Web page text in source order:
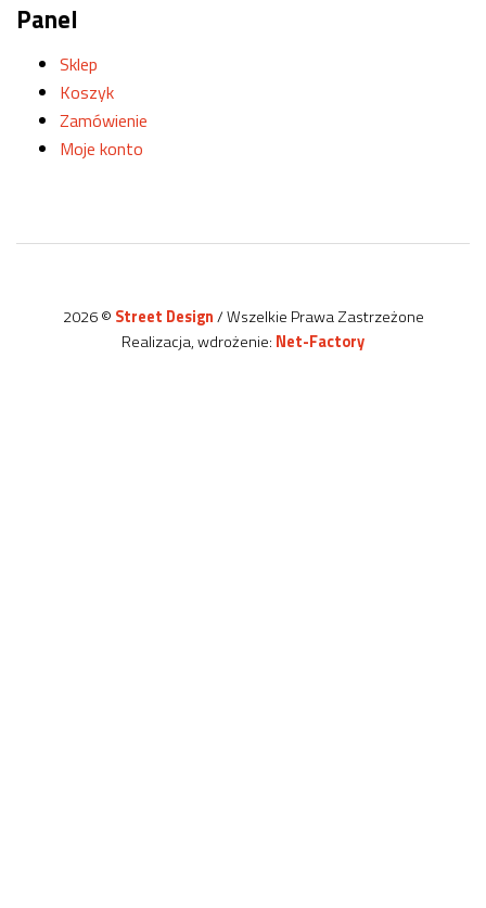
Panel
Sklep
Koszyk
Zamówienie
Moje konto
2026 © Street Design/ Wszelkie Prawa Zastrzeżone
Realizacja, wdrożenie: Net-Factory